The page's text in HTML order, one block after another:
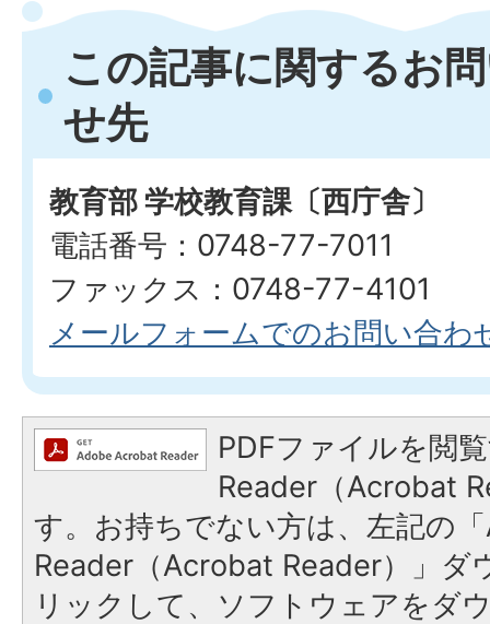
この記事に関するお
せ先
教育部 学校教育課〔西庁舎〕
電話番号：0748-77-7011
ファックス：0748-77-4101
メールフォームでのお問い合わ
PDFファイルを閲
Reader（Acrobat
す。お持ちでない方は、左記の
Reader（Acrobat Reader）」ダ
リックして、ソフトウェアをダ